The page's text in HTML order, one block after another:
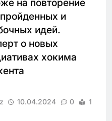
на повторение
и
идей.
о новых
хокима
10.04.2024 0
1